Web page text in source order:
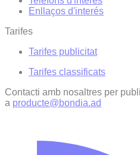
Enllaços d'interés
Tarifes
Tarifes publicitat
Tarifes classificats
Contacti amb nosaltres per
a producte@bondia.ad